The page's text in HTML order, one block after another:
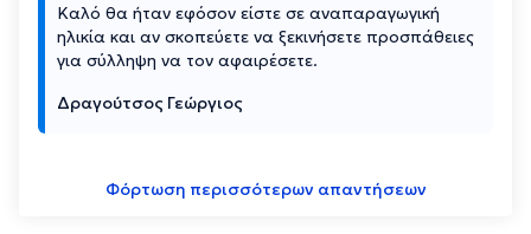
Καλό θα ήταν εφόσον είστε σε αναπαραγωγική
ηλικία και αν σκοπεύετε να ξεκινήσετε προσπάθειες
για σύλληψη να τον αφαιρέσετε.
Δραγούτσος Γεώργιος
Φόρτωση περισσότερων απαντήσεων